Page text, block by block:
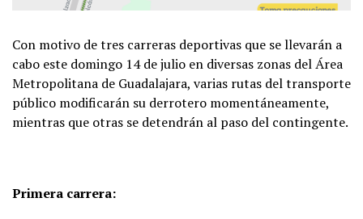
Con motivo de tres carreras deportivas que se llevarán a
cabo este domingo 14 de julio en diversas zonas del Área
Metropolitana de Guadalajara, varias rutas del transporte
público modificarán su derrotero momentáneamente,
mientras que otras se detendrán al paso del contingente.
Primera carrera: